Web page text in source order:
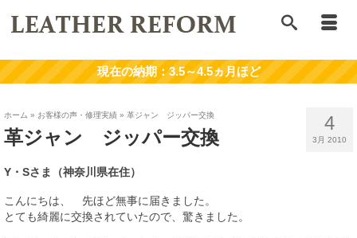
4
3月 2010
ホーム » お客様の声・修理実績 » 革ジャン ジッパー交換
革ジャン ジッパー交換
Y・Sさま（神奈川県在住）
こんにちは、 先ほど無事に届きました。
とても綺麗に交換されていたので、驚きました。